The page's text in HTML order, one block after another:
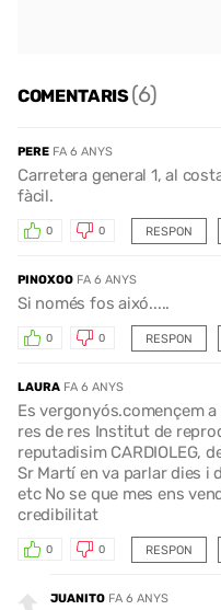
COMENTARIS(6)
PERE FA 6 ANYS
Carretera general 1, al
fàcil.
RESPON
0 0
PINOXOO FA 6 ANYS
Si només fos aixó.....
RESPON
0 0
LAURA FA 6 ANYS
Es vergonyós.començem
res de res Institut de
reputadisim CARDIOLEG,
Sr Martí en va parlar dies i
etc No se que mes ens
credibilitat
RESPON
0 0
JUANITO FA 6 ANYS